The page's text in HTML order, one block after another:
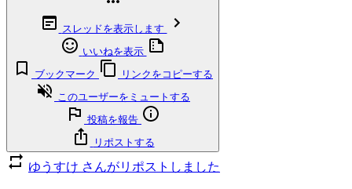
スレッドを表示します
いいねを表示
ブックマーク
リンクをコピーする
このユーザーをミュートする
投稿を報告
リポストする
ゆうすけ さんがリポストしました